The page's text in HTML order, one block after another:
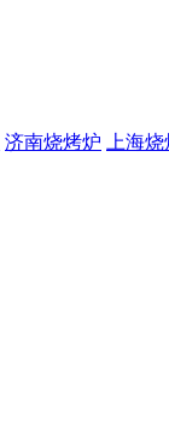
济南烧烤炉 上海